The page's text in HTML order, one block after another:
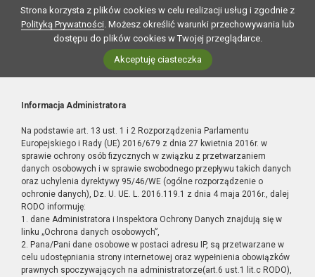
Strona korzysta z plików cookies w celu realizacji usług i zgodnie z
Polityką Prywatności. Możesz określić warunki przechowywania lub
dostępu do plików cookies w Twojej przeglądarce.
Akceptuję ciasteczka
Informacja Administratora
Na podstawie art. 13 ust. 1 i 2 Rozporządzenia Parlamentu
Europejskiego i Rady (UE) 2016/679 z dnia 27 kwietnia 2016r. w
sprawie ochrony osób fizycznych w związku z przetwarzaniem
danych osobowych i w sprawie swobodnego przepływu takich danych
oraz uchylenia dyrektywy 95/46/WE (ogólne rozporządzenie o
ochronie danych), Dz. U. UE. L. 2016.119.1 z dnia 4 maja 2016r., dalej
RODO informuję:
1. dane Administratora i Inspektora Ochrony Danych znajdują się w
linku „Ochrona danych osobowych”,
2. Pana/Pani dane osobowe w postaci adresu IP, są przetwarzane w
celu udostępniania strony internetowej oraz wypełnienia obowiązków
prawnych spoczywających na administratorze(art.6 ust.1 lit.c RODO),